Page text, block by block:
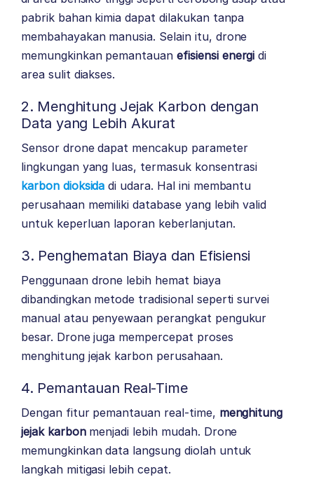
pabrik bahan kimia dapat dilakukan tanpa
membahayakan manusia. Selain itu, drone
memungkinkan pemantauanefisiensi energi di
area sulit diakses.
2. Menghitung Jejak Karbon dengan
Data yang Lebih Akurat
Sensor drone dapat mencakup parameter
lingkungan yang luas, termasuk konsentrasi
karbon dioksida di udara. Hal ini membantu
perusahaan memiliki database yang lebih valid
untuk keperluan laporan keberlanjutan.
3. Penghematan Biaya dan Efisiensi
Penggunaan drone lebih hemat biaya
dibandingkan metode tradisional seperti survei
manual atau penyewaan perangkat pengukur
besar. Drone juga mempercepat proses
menghitung jejak karbon perusahaan.
4. Pemantauan Real-Time
Dengan fitur pemantauan real-time, menghitung
jejak karbonmenjadi lebih mudah. Drone
memungkinkan data langsung diolah untuk
langkah mitigasi lebih cepat.